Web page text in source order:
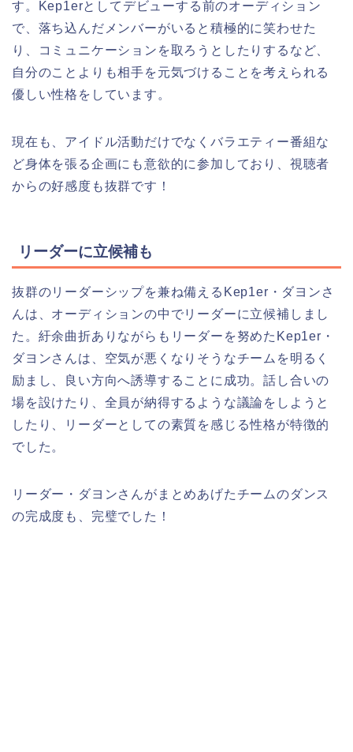
す。Kep1erとしてデビューする前のオーディション
で、落ち込んだメンバーがいると積極的に笑わせた
り、コミュニケーションを取ろうとしたりするなど、
自分のことよりも相手を元気づけることを考えられる
優しい性格をしています。
現在も、アイドル活動だけでなくバラエティー番組な
ど身体を張る企画にも意欲的に参加しており、視聴者
からの好感度も抜群です！
リーダーに立候補も
抜群のリーダーシップを兼ね備えるKep1er・ダヨンさ
んは、オーディションの中でリーダーに立候補しまし
た。紆余曲折ありながらもリーダーを努めたKep1er・
ダヨンさんは、空気が悪くなりそうなチームを明るく
励まし、良い方向へ誘導することに成功。話し合いの
場を設けたり、全員が納得するような議論をしようと
したり、リーダーとしての素質を感じる性格が特徴的
でした。
リーダー・ダヨンさんがまとめあげたチームのダンス
の完成度も、完璧でした！